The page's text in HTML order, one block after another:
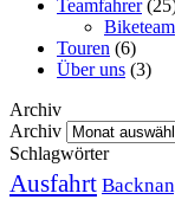
Teamfahrer
Biketeam
Touren (6)
Über uns (3)
Archiv
Archiv
Schlagwörter
Ausfahrt